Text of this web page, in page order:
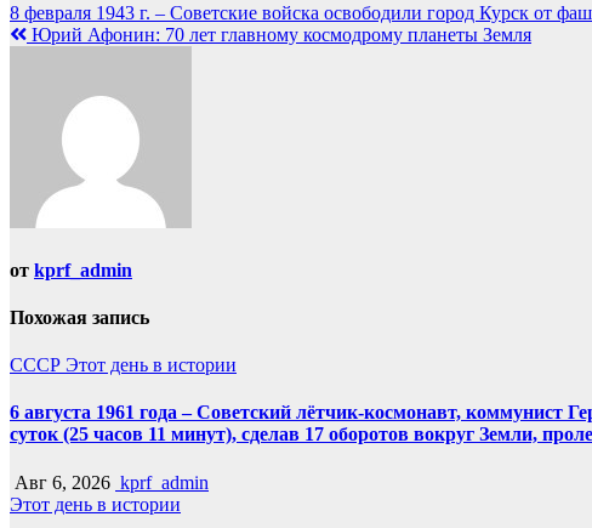
Навигация
по
8 февраля 1943 г. – Советские войска освободили город Курск от
Юрий Афонин: 70 лет главному космодрому планеты Земля
от kprf_admin
Похожая запись
СССР Этот день в истории
6 августа 1961 года – Советский лётчик-космонавт, коммунист
суток (25 часов 11 минут), сделав 17 оборотов вокруг Земли,
Авг 6, 2026 kprf_admin
Этот день в истории